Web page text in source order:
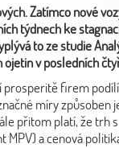
Zatímco nové
týdnech ke
to ze studie
ojetin v posledních
firem
míry
přitom platí, že
a cenová